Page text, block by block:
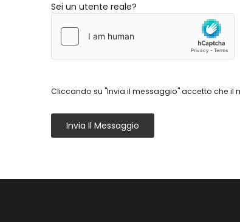
Sei un utente reale?
Cliccando su "Invia il messaggio" accetto che il
Invia Il Messaggio